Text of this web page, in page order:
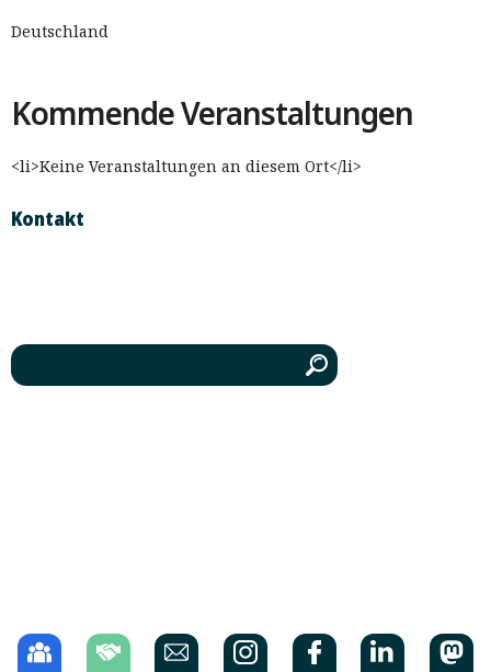
Deutschland
Kommende Veranstaltungen
<li>Keine Veranstaltungen an diesem Ort</li>
Kontakt